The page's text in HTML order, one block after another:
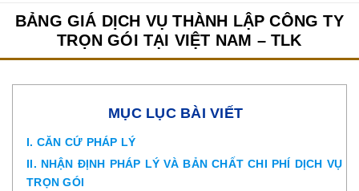
DỊCH VỤ KẾ TOÁN - THUẾ XÚC TIẾN THƯƠNG MẠI
BẢNG GIÁ DỊCH VỤ THÀNH LẬP CÔNG TY
TRỌN GÓI TẠI VIỆT NAM – TLK
MỤC LỤC BÀI VIẾT
I. CĂN CỨ PHÁP LÝ
II. NHẬN ĐỊNH PHÁP LÝ VÀ BẢN CHẤT CHI PHÍ DỊCH VỤ
TRỌN GÓI